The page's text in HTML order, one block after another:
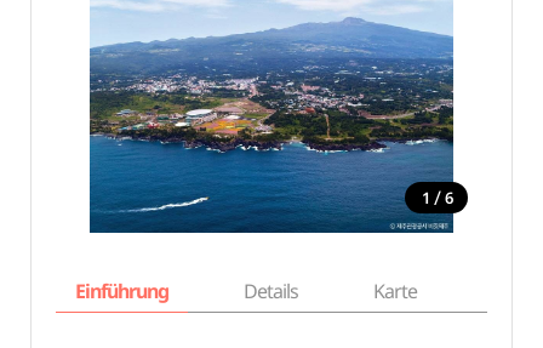
1 / 6
Einführung Details Karte